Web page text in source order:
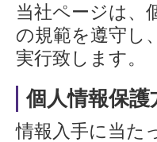
当社ページは、
の規範を遵守し
実行致します。
個人情報保護
情報入手に当た